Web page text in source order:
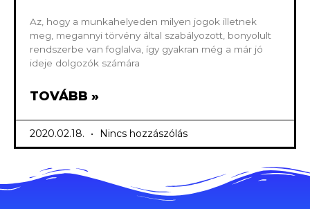
Az, hogy a munkahelyeden milyen jogok illetnek
meg, megannyi törvény által szabályozott, bonyolult
rendszerbe van foglalva, így gyakran még a már jó
ideje dolgozók számára
TOVÁBB »
2020.02.18. Nincs hozzászólás